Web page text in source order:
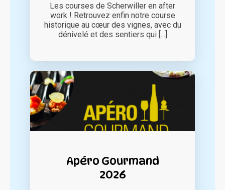
Les courses de Scherwiller en after
work ! Retrouvez enfin notre course
historique au cœur des vignes, avec du
dénivelé et des sentiers qui [...]
Apéro Gourmand
2026